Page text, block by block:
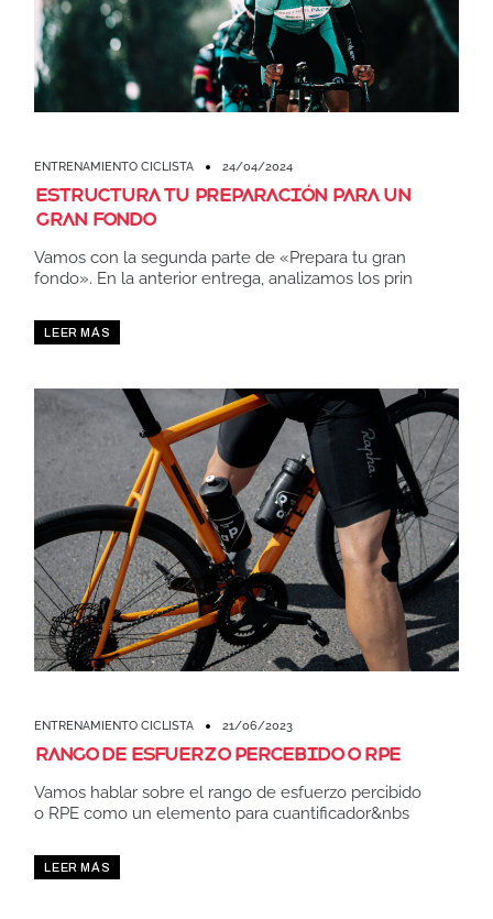
ENTRENAMIENTO CICLISTA 24/04/2024
Estructura tu preparación para un
gran fondo
Vamos con la segunda parte de «Prepara tu gran
fondo». En la anterior entrega, analizamos los prin
LEER MÁS
ENTRENAMIENTO CICLISTA 21/06/2023
Rango de esfuerzo percebido o RPE
Vamos hablar sobre el rango de esfuerzo percibido
o RPE como un elemento para cuantificador&nbs
LEER MÁS